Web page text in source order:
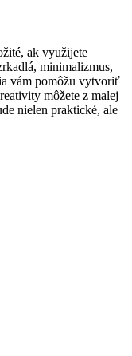
ak využijete
minimalizmus,
vám pomôžu vytvoriť
môžete z malej
nielen praktické, ale